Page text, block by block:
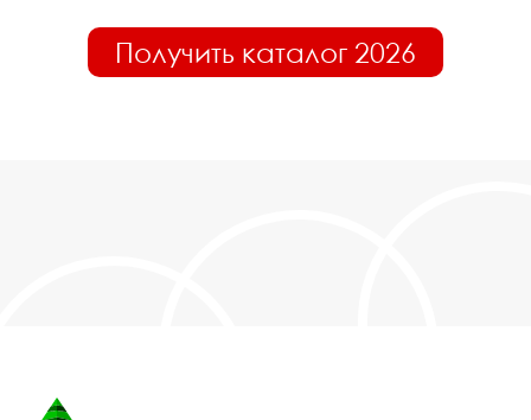
Получить каталог 2026